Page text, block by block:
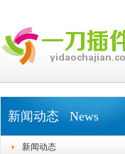
新闻动态 News
新闻动态